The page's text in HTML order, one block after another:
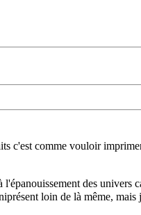
c'est comme vouloir
des
loin de là même,